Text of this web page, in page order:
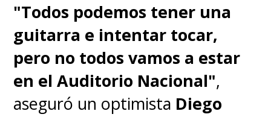
"Todos podemos tener una
guitarra e intentar tocar,
pero no todos vamos a estar
en el Auditorio Nacional",
aseguró un optimista Diego